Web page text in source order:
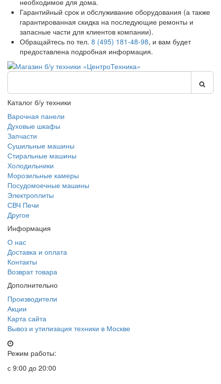
необходимое для дома.
Гарантийный срок и обслуживание оборудования (а также
гарантированная скидка на последующие ремонты и
запасные части для клиентов компании).
Обращайтесь по тел. 8 (495) 181-48-98, и вам будет
предоставлена подробная информация.
Каталог б/у техники
Варочная панели
Духовые шкафы
Запчасти
Сушильные машины
Стиральные машины
Холодильники
Морозильные камеры
Посудомоечные машины
Электроплиты
СВЧ Печи
Другое
Информация
О нас
Доставка и оплата
Контакты
Возврат товара
Дополнительно
Производители
Акции
Карта сайта
Вывоз и утилизация техники в Москве
Режим работы:
с 9:00 до 20:00